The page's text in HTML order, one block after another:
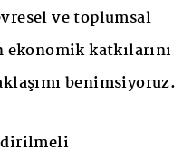
ve toplumsal
katkılarını
benimsiyoruz.